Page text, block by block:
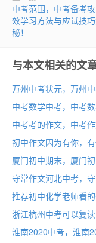
中考范围，中考备考
效学习方法与应试技
秘！
与本文相关的文
万州中考状元，万州
中考考的作文，中考
初中作文因为有你，
守常作文河北中考，
推荐初中化学老师看
淮南2020中考，淮南